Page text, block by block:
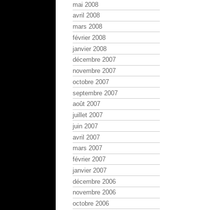
mai 2008
avril 2008
mars 2008
février 2008
janvier 2008
décembre 2007
novembre 2007
octobre 2007
septembre 2007
août 2007
juillet 2007
juin 2007
avril 2007
mars 2007
février 2007
janvier 2007
décembre 2006
novembre 2006
octobre 2006